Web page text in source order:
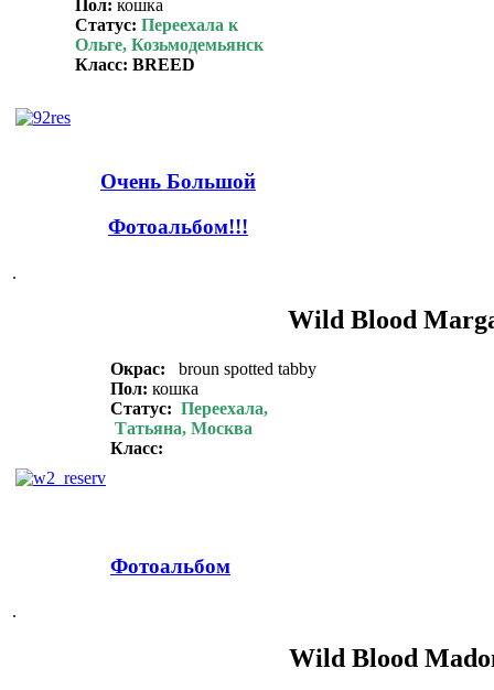
Пол: кошка
Статус: Переехала к
Ольге, Козьмодемьянск
Класс: BREED
Очень Большой
Фотоальбом!!!
.
Wild Blood
Окрас:
broun spotted tabby
Пол: кошка
Статус: Переехала,
Татьяна, Москва
Класс:
Фотоальбом
.
Wild Blood